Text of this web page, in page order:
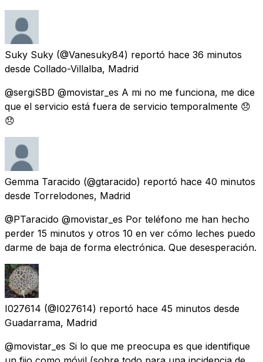
Suky Suky (@Vanesuky84) reportó hace 36 minutos
desde Collado-Villalba, Madrid
@sergiSBD @movistar_es A mi no me funciona, me dice
que el servicio está fuera de servicio temporalmente 😞
😞
Gemma Taracido (@gtaracido) reportó hace 40 minutos
desde Torrelodones, Madrid
@PTaracido @movistar_es Por teléfono me han hecho
perder 15 minutos y otros 10 en ver cómo leches puedo
darme de baja de forma electrónica. Que desesperación.
I027614 (@I027614) reportó hace 45 minutos desde
Guadarrama, Madrid
@movistar_es Si lo que me preocupa es que identifique